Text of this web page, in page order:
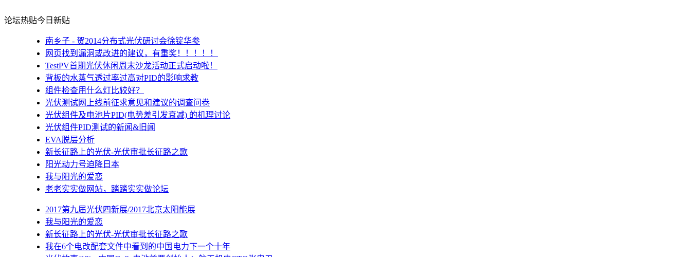
论坛热贴今日新贴
南乡子 - 贺2014分布式光伏研讨会徐锭华参
网页找到漏洞或改进的建议，有重奖！！！！！
TestPV首期光伏休闲周末沙龙活动正式启动啦！
背板的水蒸气透过率过高对PID的影响求教
组件检查用什么灯比较好？
光伏测试网上线前征求意见和建议的调查问卷
光伏组件及电池片PID(电势差引发衰减) 的机理讨论
光伏组件PID测试的新闻&旧闻
EVA脱层分析
新长征路上的光伏-光伏审批长征路之歌
阳光动力号迫降日本
我与阳光的爱恋
老老实实做网站，踏踏实实做论坛
2017第九届光伏四新展/2017北京太阳能展
我与阳光的爱恋
新长征路上的光伏-光伏审批长征路之歌
我在6个电改配套文件中看到的中国电力下一个十年